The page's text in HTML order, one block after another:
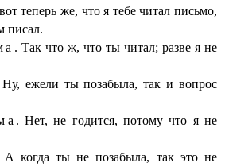
теперь же, что я тебе читал письмо,
писал.
Так что ж, что ты читал; разве я не
Ну, ежели ты позабыла, так и вопрос
Нет, не годится, потому что я не
А когда ты не позабыла, так это не